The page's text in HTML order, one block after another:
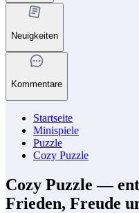
Neuigkeiten
Kommentare
Startseite
Minispiele
Puzzle
Cozy Puzzle
Cozy Puzzle —
Frieden, Freude